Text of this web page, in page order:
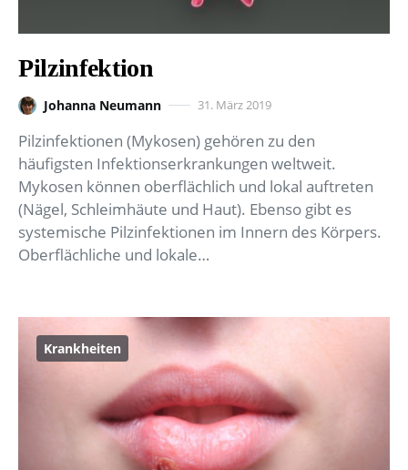
Pilzinfektion
Johanna Neumann 31. März 2019
Pilzinfektionen (Mykosen) gehören zu den
häufigsten Infektionserkrankungen weltweit.
Mykosen können oberflächlich und lokal auftreten
(Nägel, Schleimhäute und Haut). Ebenso gibt es
systemische Pilzinfektionen im Innern des Körpers.
Oberflächliche und lokale…
Krankheiten